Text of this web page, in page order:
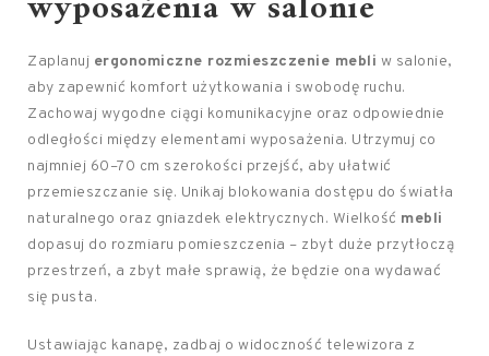
Zaplanuj ergonomiczne rozmieszczenie mebli w salonie,
aby zapewnić komfort użytkowania i swobodę ruchu.
Zachowaj wygodne ciągi komunikacyjne oraz odpowiednie
odległości między elementami wyposażenia. Utrzymuj co
najmniej 60–70 cm szerokości przejść, aby ułatwić
przemieszczanie się. Unikaj blokowania dostępu do światła
naturalnego oraz gniazdek elektrycznych. Wielkość mebli
dopasuj do rozmiaru pomieszczenia – zbyt duże przytłoczą
przestrzeń, a zbyt małe sprawią, że będzie ona wydawać
się pusta.
Ustawiając kanapę, zadbaj o widoczność telewizora z